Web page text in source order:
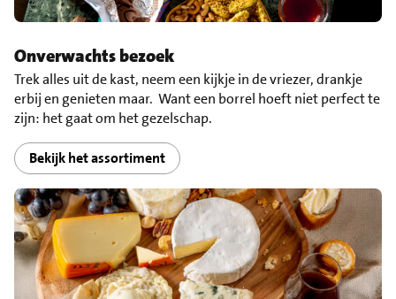
Onverwachts bezoek
Trek alles uit de kast, neem een kijkje in de vriezer, drankje
erbij en genieten maar. Want een borrel hoeft niet perfect te
zijn: het gaat om het gezelschap.
Bekijk het assortiment